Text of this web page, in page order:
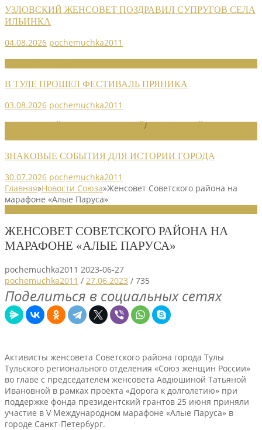
УЗЛОВСКИЙ ЖЕНСОВЕТ ПОЗДРАВИЛ СУПРУГОВ СЕЛА
ИЛЬИНКА
04.08.2026 pochemuchka2011
В ТУЛЕ ПРОШЕЛ ФЕСТИВАЛЬ ПРЯНИКА
03.08.2026 pochemuchka2011
/
ЗНАКОВЫЕ СОБЫТИЯ ДЛЯ ИСТОРИИ ГОРОДА
30.07.2026 pochemuchka2011
Главная»Новости Союза»Женсовет Советского района на
марафоне «Алые Паруса»
ЖЕНСОВЕТ СОВЕТСКОГО РАЙОНА НА
МАРАФОНЕ «АЛЫЕ ПАРУСА»
pochemuchka2011 2023-06-27
pochemuchka2011 / 27.06.2023 / 735
Поделиться в социальных сетях
Активисты женсовета Советского района города Тулы
Тульского регионального отделения «Союз женщин России»
во главе с председателем женсовета Авдюшиной Татьяной
Ивановной в рамках проекта «Дорога к долголетию» при
поддержке фонда президентский грантов 25 июня приняли
участие в V Международном марафоне «Алые Паруса» в
городе Санкт-Петербург.